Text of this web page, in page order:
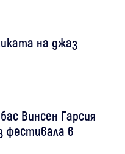
на джаз
Винсен Гарсия
фестивала в